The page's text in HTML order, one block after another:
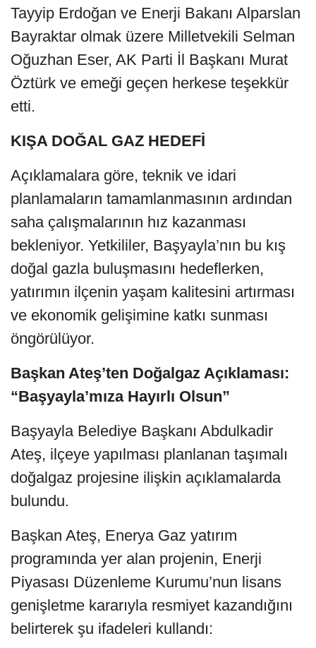
Tayyip Erdoğan ve Enerji Bakanı Alparslan
Bayraktar olmak üzere Milletvekili Selman
Oğuzhan Eser, AK Parti İl Başkanı Murat
Öztürk ve emeği geçen herkese teşekkür
etti.
KIŞA DOĞAL GAZ HEDEFİ
Açıklamalara göre, teknik ve idari
planlamaların tamamlanmasının ardından
saha çalışmalarının hız kazanması
bekleniyor. Yetkililer, Başyayla’nın bu kış
doğal gazla buluşmasını hedeflerken,
yatırımın ilçenin yaşam kalitesini artırması
ve ekonomik gelişimine katkı sunması
öngörülüyor.
Başkan Ateş’ten Doğalgaz Açıklaması:
“Başyayla’mıza Hayırlı Olsun”
Başyayla Belediye Başkanı Abdulkadir
Ateş, ilçeye yapılması planlanan taşımalı
doğalgaz projesine ilişkin açıklamalarda
bulundu.
Başkan Ateş, Enerya Gaz yatırım
programında yer alan projenin, Enerji
Piyasası Düzenleme Kurumu’nun lisans
genişletme kararıyla resmiyet kazandığını
belirterek şu ifadeleri kullandı: